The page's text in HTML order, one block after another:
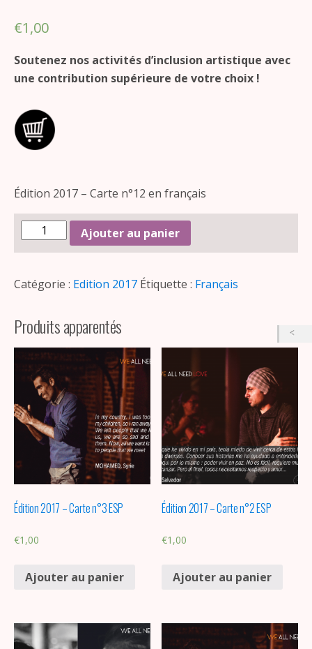
€1,00
Soutenez nos activités d’inclusion artistique avec
une contribution supérieure de votre choix !
Édition 2017 – Carte n°12 en français
Ajouter au panier
Catégorie : Edition 2017 Étiquette : Français
Produits apparentés
Édition 2017 – Carte n°3 ESP
€1,00
Ajouter au panier
Édition 2017 – Carte n°2 ESP
€1,00
Ajouter au panier